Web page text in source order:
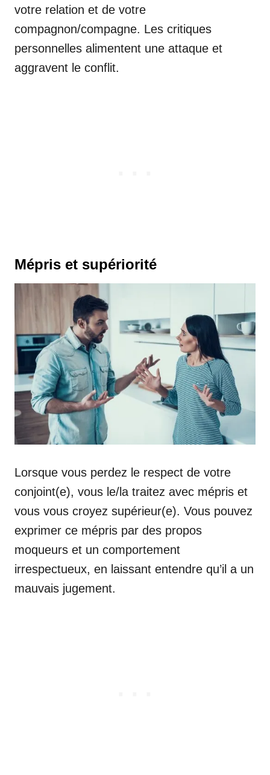
votre relation et de votre
compagnon/compagne. Les critiques
personnelles alimentent une attaque et
aggravent le conflit.
Mépris et supériorité
Lorsque vous perdez le respect de votre
conjoint(e), vous le/la traitez avec mépris et
vous vous croyez supérieur(e). Vous pouvez
exprimer ce mépris par des propos
moqueurs et un comportement
irrespectueux, en laissant entendre qu’il a un
mauvais jugement.